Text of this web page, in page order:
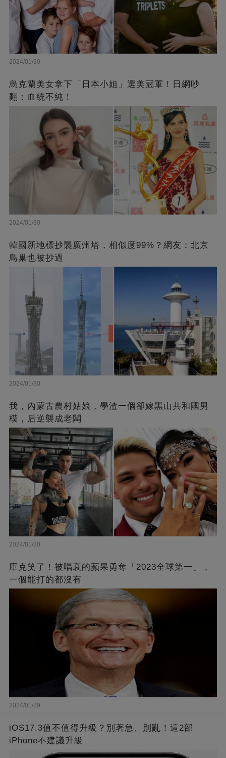
2024/01/30
烏克蘭美女拿下「日本小姐」選美冠軍！日網吵
翻：血統不純！
2024/01/30
韓國新地標抄襲廣州塔，相似度99%？網友：北京
鳥巢也被抄過
2024/01/30
我，內蒙古農村姑娘，學渣一個卻嫁黑山共和國男
模，后逆襲成老闆
2024/01/30
庫克笑了！被唱衰的蘋果勇奪「2023全球第一」，
一個能打的都沒有
2024/01/29
iOS17.3值不值得升級？別著急、別亂！這2部
iPhone不建議升級